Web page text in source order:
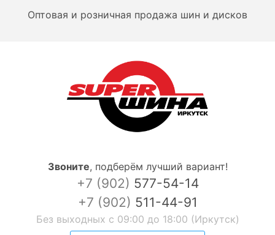
Оптовая и розничная продажа шин и дисков
Звоните, подберём лучший вариант!
+7 (902) 577-54-14
+7 (902) 511-44-91
Без выходных с 09:00 до 18:00 (Иркутск)